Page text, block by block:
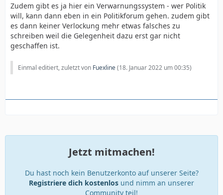
Zudem gibt es ja hier ein Verwarnungssystem - wer Politik
will, kann dann eben in ein Politikforum gehen. zudem gibt
es dann keiner Verlockung mehr etwas falsches zu
schreiben weil die Gelegenheit dazu erst gar nicht
geschaffen ist.
Einmal editiert, zuletzt von Fuexline(18. Januar 2022 um 00:35)
Jetzt mitmachen!
Du hast noch kein Benutzerkonto auf unserer Seite?
Registriere dich kostenlos und nimm an unserer
Community teil!